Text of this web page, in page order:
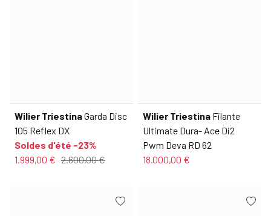
Wilier TriestinaGarda Disc
105 Reflex DX
Soldes d'été -23%
1.999,00 € 2.600,00 €
Wilier Triestina Filante
Ultimate Dura- Ace Di2
Pwm Deva RD 62
18.000,00 €